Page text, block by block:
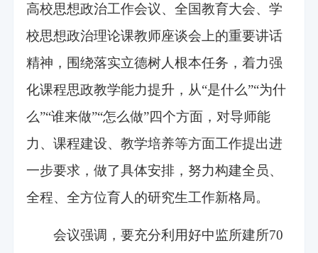
高校思想政治工作会议、全国教育大会、学
校思想政治理论课教师座谈会上的重要讲话
精神，围绕落实立德树人根本任务，着力强
化课程思政教学能力提升，从“是什么”“为什
么”“谁来做”“怎么做”四个方面，对导师能
力、课程建设、教学培养等方面工作提出进
一步要求，做了具体安排，努力构建全员、
全程、全方位育人的研究生工作新格局。
会议强调，要充分利用好中监所建所70